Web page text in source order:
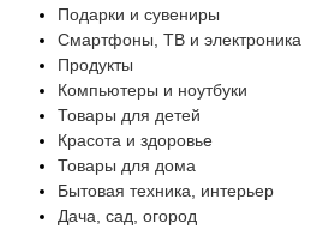
Подарки и сувениры
Смартфоны, ТВ и электроника
Продукты
Компьютеры и ноутбуки
Товары для детей
Красота и здоровье
Товары для дома
Бытовая техника, интерьер
Дача, сад, огород